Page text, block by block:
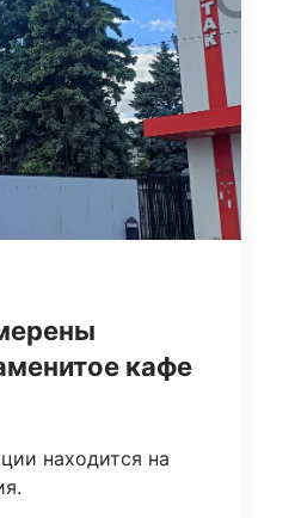
кафе
находится на